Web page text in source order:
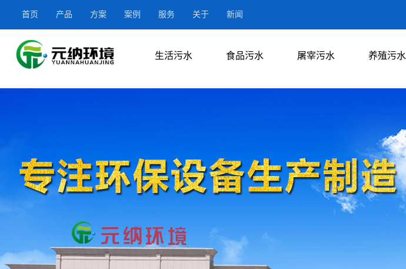
首页 产品 方案 案例 服务 关于 新闻
生活污水 食品污水 屠宰污水 养殖污水